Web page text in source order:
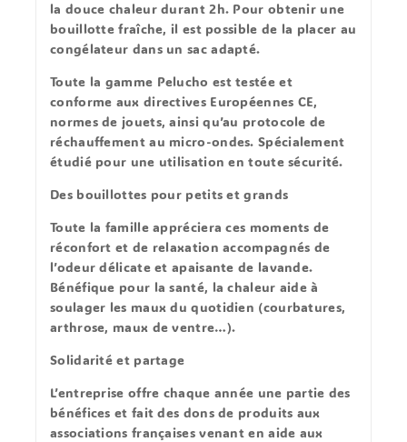
la douce chaleur durant 2h. Pour obtenir une
bouillotte fraîche, il est possible de la placer au
congélateur dans un sac adapté.
Toute la gamme Pelucho est testée et
conforme aux directives Européennes CE,
normes de jouets, ainsi qu’au protocole de
réchauffement au micro-ondes. Spécialement
étudié pour une utilisation en toute sécurité.
Des bouillottes pour petits et grands
Toute la famille appréciera ces moments de
réconfort et de relaxation accompagnés de
l’odeur délicate et apaisante de lavande.
Bénéfique pour la santé, la chaleur aide à
soulager les maux du quotidien (courbatures,
arthrose, maux de ventre…).
Solidarité et partage
L’entreprise offre chaque année une partie des
bénéfices et fait des dons de produits aux
associations françaises venant en aide aux